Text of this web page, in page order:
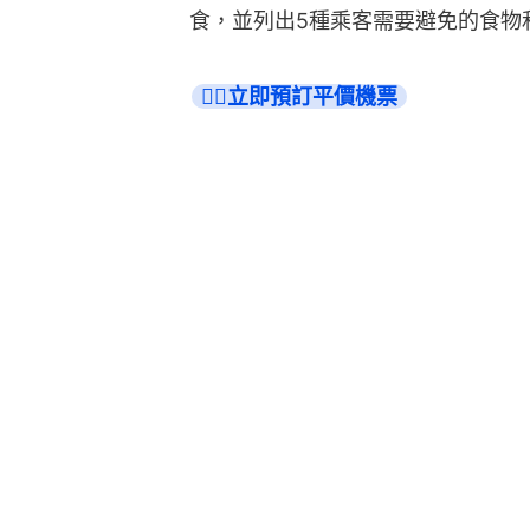
食，並列出5種乘客需要避免的食物
👉🏻立即預訂平價機票